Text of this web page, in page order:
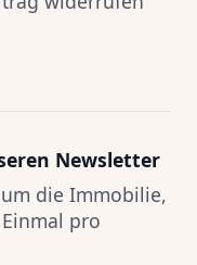
Newsletter
die Immobilie,
pro